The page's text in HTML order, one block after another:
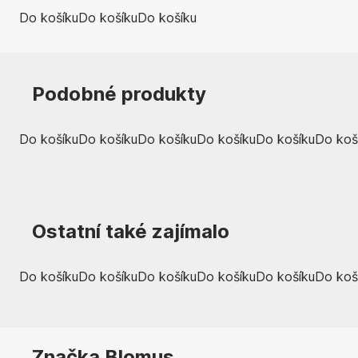
Do košíkuDo košíkuDo košíku
Podobné produkty
Do košíkuDo košíkuDo košíkuDo košíkuDo košíkuDo
Ostatní také zajímalo
Do košíkuDo košíkuDo košíkuDo košíkuDo košíkuDo